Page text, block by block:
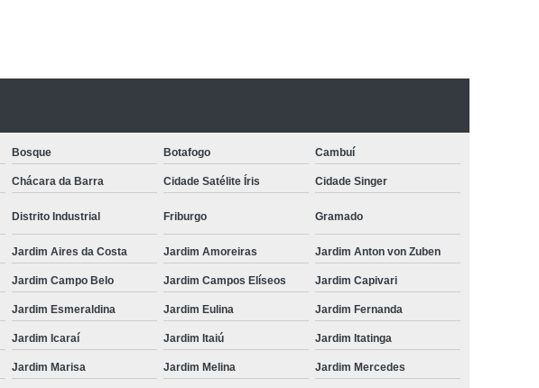
Bosque Botafogo Cambuí
Chácara da Barra Cidade Satélite Íris Cidade Singer
Distrito Industrial Friburgo Gramado
Jardim Aires da Costa Jardim Amoreiras Jardim Anton von Zuben
Jardim Campo Belo Jardim Campos Elíseos Jardim Capivari
Jardim Esmeraldina Jardim Eulina Jardim Fernanda
Jardim Icaraí Jardim Itaiú Jardim Itatinga
Jardim Marisa Jardim Melina Jardim Mercedes